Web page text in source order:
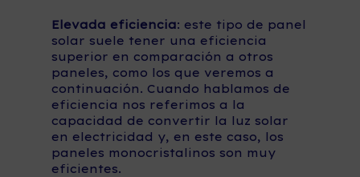
Elevada eficiencia: este tipo de panel
solar suele tener una eficiencia
superior en comparación a otros
paneles, como los que veremos a
continuación. Cuando hablamos de
eficiencia nos referimos a la
capacidad de convertir la luz solar
en electricidad y, en este caso, los
paneles monocristalinos son muy
eficientes.